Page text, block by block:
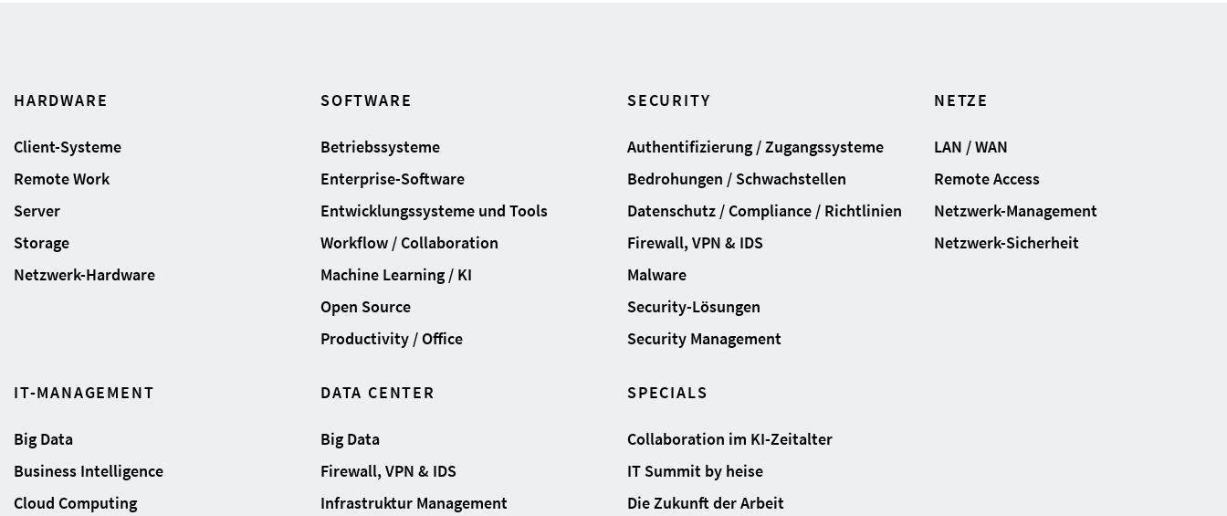
HARDWARE
Client-Systeme
Remote Work
Server
Storage
Netzwerk-Hardware
SOFTWARE
Betriebssysteme
Enterprise-Software
Entwicklungssysteme und Tools
Workflow / Collaboration
Machine Learning / KI
Open Source
Productivity / Office
SECURITY
Authentifizierung / Zugangssysteme
Bedrohungen / Schwachstellen
Datenschutz / Compliance / Richtlinien
Firewall, VPN & IDS
Malware
Security-Lösungen
Security Management
NETZE
LAN / WAN
Remote Access
Netzwerk-Management
Netzwerk-Sicherheit
IT-MANAGEMENT
Big Data
Business Intelligence
Cloud Computing
DATA CENTER
Big Data
Firewall, VPN & IDS
Infrastruktur Management
SPECIALS
Collaboration im KI-Zeitalter
IT Summit by heise
Die Zukunft der Arbeit